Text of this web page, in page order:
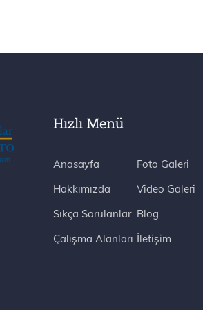
Hızlı Menü
Anasayfa
Hakkımızda
Sıkça Sorulanlar
Çalışma Alanları
Foto Galeri
Video Galeri
Blog
İletişim